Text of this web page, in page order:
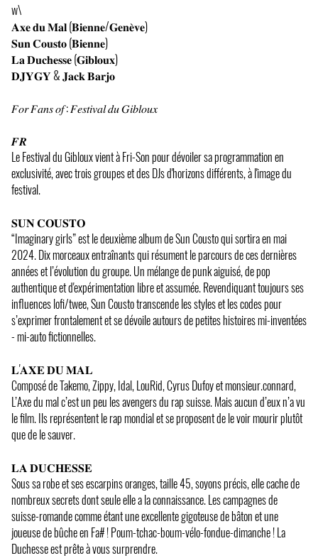
w\
𝐀𝐱𝐞 𝐝𝐮 𝐌𝐚𝐥 (𝐁𝐢𝐞𝐧𝐧𝐞/𝐆𝐞𝐧𝐞̀𝐯𝐞)
𝐒𝐮𝐧 𝐂𝐨𝐮𝐬𝐭𝐨 (𝐁𝐢𝐞𝐧𝐧𝐞)
𝐋𝐚 𝐃𝐮𝐜𝐡𝐞𝐬𝐬𝐞 (𝐆𝐢𝐛𝐥𝐨𝐮𝐱)
𝐃𝐉𝐘𝐆𝐘 & 𝐉𝐚𝐜𝐤 𝐁𝐚𝐫𝐣𝐨
𝐹𝑜𝑟 𝐹𝑎𝑛𝑠 𝑜𝑓 : 𝐹𝑒𝑠𝑡𝑖𝑣𝑎𝑙 𝑑𝑢 𝐺𝑖𝑏𝑙𝑜𝑢𝑥
𝑭𝑹
Le Festival du Gibloux vient à Fri-Son pour dévoiler sa programmation en
exclusivité, avec trois groupes et des DJs d'horizons différents, à l'image du
festival.
𝐒𝐔𝐍 𝐂𝐎𝐔𝐒𝐓𝐎
“Imaginary girls” est le deuxième album de Sun Cousto qui sortira en mai
2024. Dix morceaux entraînants qui résument le parcours de ces dernières
années et l’évolution du groupe. Un mélange de punk aiguisé, de pop
authentique et d'expérimentation libre et assumée. Revendiquant toujours ses
influences lofi/twee, Sun Cousto transcende les styles et les codes pour
s’exprimer frontalement et se dévoile autours de petites histoires mi-inventées
- mi-auto fictionnelles.
𝐋'𝐀𝐗𝐄 𝐃𝐔 𝐌𝐀𝐋
Composé de Takemo, Zippy, Idal, LouRid, Cyrus Dufoy et monsieur.connard,
L’Axe du mal c’est un peu les avengers du rap suisse. Mais aucun d’eux n’a vu
le film. Ils représentent le rap mondial et se proposent de le voir mourir plutôt
que de le sauver.
𝐋𝐀 𝐃𝐔𝐂𝐇𝐄𝐒𝐒𝐄
Sous sa robe et ses escarpins oranges, taille 45, soyons précis, elle cache de
nombreux secrets dont seule elle a la connaissance. Les campagnes de
suisse-romande comme étant une excellente gigoteuse de bâton et une
joueuse de bûche en Fa# ! Poum-tchac-boum-vélo-fondue-dimanche ! La
Duchesse est prête à vous surprendre.